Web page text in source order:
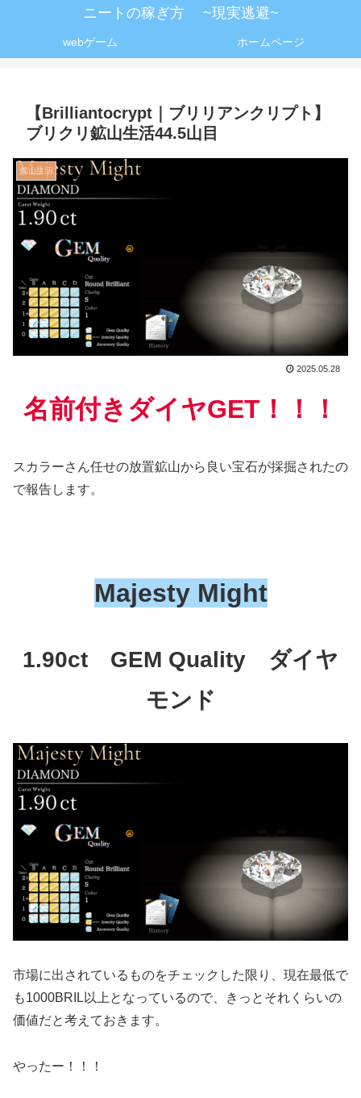
ニートの稼ぎ方 ~現実逃避~
webゲーム ホームページ
【Brilliantocrypt｜ブリリアンクリプト】
ブリクリ鉱山生活44.5山目
鉱山生活
2025.05.28
名前付きダイヤGET！！！
スカラーさん任せの放置鉱山から良い宝石が採掘されたの
で報告します。
Majesty Might
1.90ct GEM Quality ダイヤ
モンド
市場に出されているものをチェックした限り、現在最低で
も1000BRIL以上となっているので、きっとそれくらいの
価値だと考えておきます。
やったー！！！